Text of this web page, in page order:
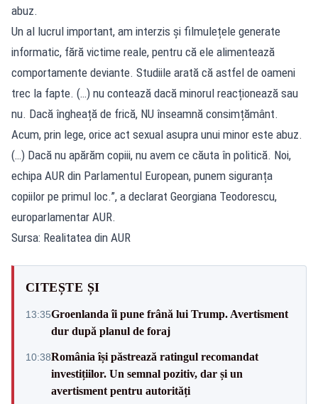
abuz.
Un al lucrul important, am interzis și filmulețele generate
informatic, fără victime reale, pentru că ele alimentează
comportamente deviante. Studiile arată că astfel de oameni
trec la fapte. (…) nu contează dacă minorul reacționează sau
nu. Dacă îngheață de frică, NU înseamnă consimțământ.
Acum, prin lege, orice act sexual asupra unui minor este abuz.
(…) Dacă nu apărăm copiii, nu avem ce căuta în politică. Noi,
echipa AUR din Parlamentul European, punem siguranța
copiilor pe primul loc.”, a declarat Georgiana Teodorescu,
europarlamentar AUR.
Sursa: Realitatea din AUR
CITEȘTE ȘI
13:35Groenlanda îi pune frână lui Trump. Avertisment
dur după planul de foraj
10:38România își păstrează ratingul recomandat
investițiilor. Un semnal pozitiv, dar și un
avertisment pentru autorități